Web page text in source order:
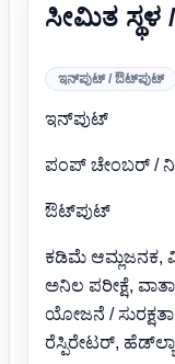
ಸೀಮಿತ
ಇನ್‌ಪುಟ್ / ಔಟ್‌ಪುಟ್
ಇನ್‌ಪುಟ್
ಪಂಪ್ ಚೇಂಬರ್ /
ಔಟ್‌ಪುಟ್
ಕಡಿಮೆ ಆಮ್ಲಜನಕ,
ಅನಿಲ ಪರೀಕ್ಷೆ,
ಯೋಜನೆ / ಸುರಕ್ಷತಾ
ರೆಸ್ಪಿರೇಟರ್,